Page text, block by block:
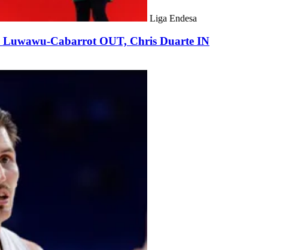
Liga Endesa
Luwawu-Cabarrot OUT, Chris Duarte IN